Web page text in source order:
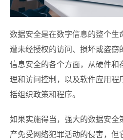
数据安全是在数字信息的整个生
遭未经授权的访问、损坏或盗窃
信息安全的各个方面，从硬件和
理和访问控制，以及软件应用程
括组织政策和程序。
如果实施得当，强大的数据安全
产免受网络犯罪活动的侵害，